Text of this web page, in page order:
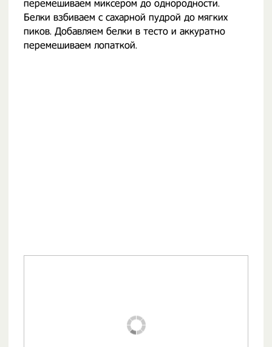
перемешиваем миксером до однородности.
Белки взбиваем с сахарной пудрой до мягких
пиков. Добавляем белки в тесто и аккуратно
перемешиваем лопаткой.